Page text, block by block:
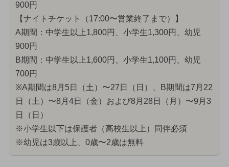
900円
【ナイトチケット（17:00〜営業終了まで）】
A期間：中学生以上1,800円、小学生1,300円、幼児
900円
B期間：中学生以上1,600円、小学生1,100円、幼児
700円
※A期間は8月5日（土）〜27日（日）、B期間は7月22
日（土）〜8月4日（金）および8月28日（月）〜9月3
日（日）
※小学生以下は保護者（高校生以上）同伴必須
※幼児は3歳以上、0歳〜2歳は無料